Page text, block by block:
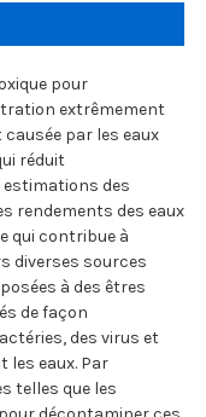
pour
extrêmement
par les eaux
réduit
estimations des
rendements des eaux
qui contribue à
diverses sources
à des êtres
de façon
des virus et
les eaux. Par
telles que les